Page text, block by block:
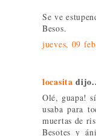
Se ve
Besos.
jueves, 09
locasita
Olé, guapa!
usaba para
muertas de
Besotes y